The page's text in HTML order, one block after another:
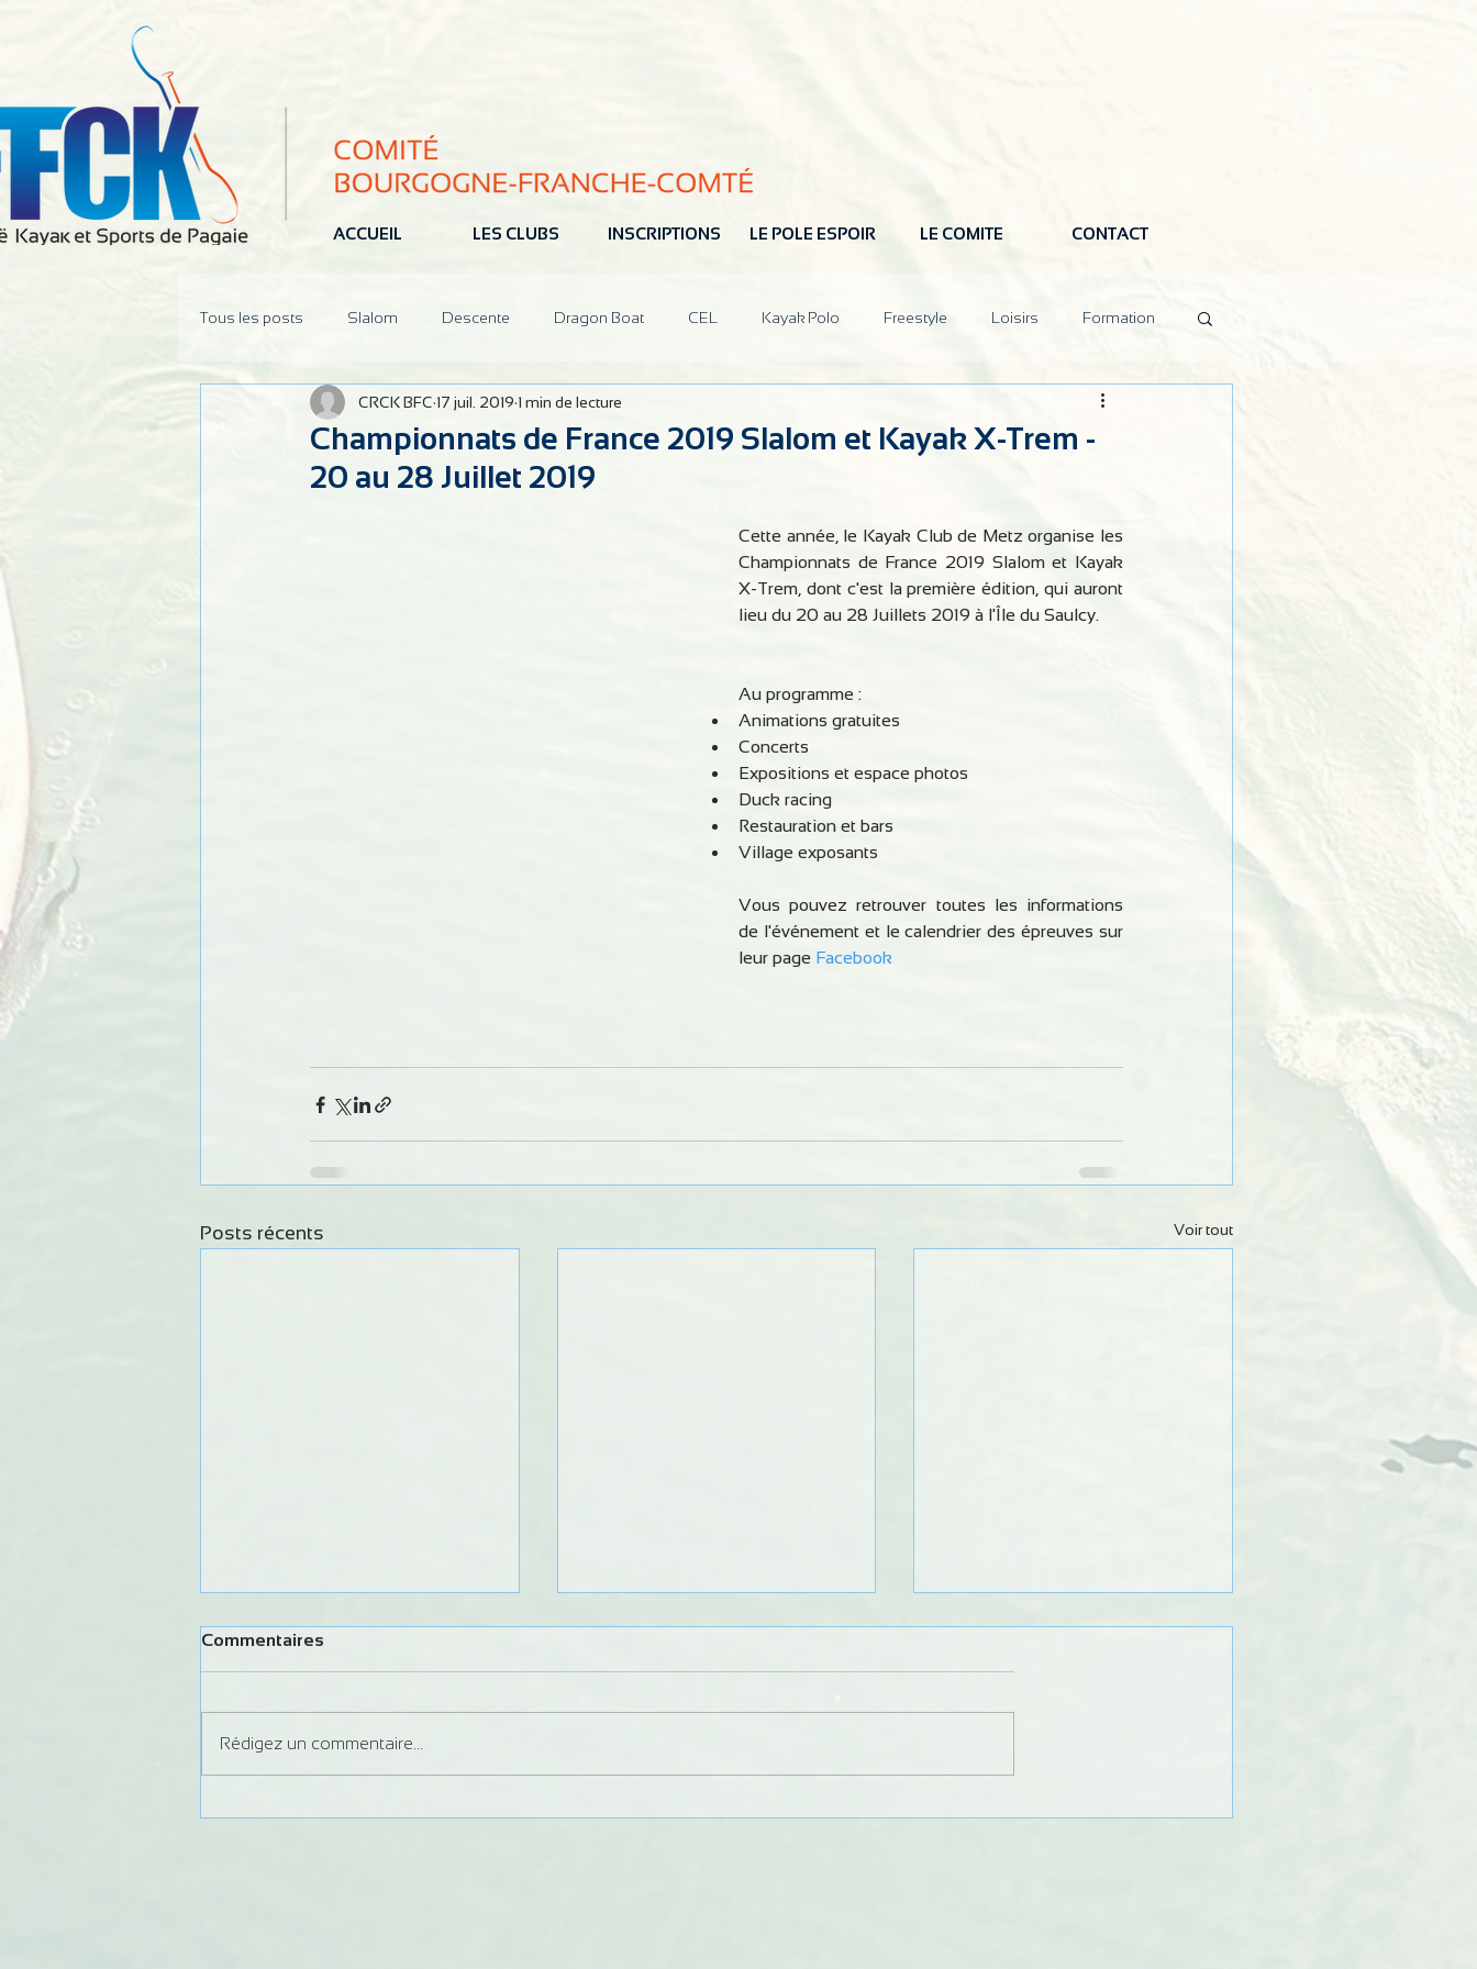
ACCUEIL LES CLUBS INSCRIPTIONS LE POLE ESPOIR LE COMITE CONTACT
Tous les posts Slalom Descente Dragon Boat CEL Kayak Polo Freestyle Loisirs Formation
Pôle Espoir Réunions CoDir
Championnats de France 2019 Slalom et Kayak X-Trem -
20 au 28 Juillet 2019
CRCK BFC 17 juil. 2019 1 min de lecture
Cette année, le Kayak Club de Metz organise les
Championnats de France 2019 Slalom et Kayak
X-Trem, dont c'est la première édition, qui auront
lieu du 20 au 28 Juillets 2019 à l'Île du Saulcy.
Au programme :
Animations gratuites
Concerts
Expositions et espace photos
Duck racing
Restauration et bars
Village exposants
Vous pouvez retrouver toutes les informations
de l'événement et le calendrier des épreuves sur
leur page Facebook
Posts récents Voir tout
Commentaires
Rédigez un commentaire...